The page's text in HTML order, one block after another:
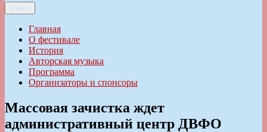
Ильменский фестиваль авторской песни
Меню
Главная
О фестивале
История
Авторская музыка
Программа
Организаторы и спонсоры
Массовая зачистка ждет
административный центр ДВФО